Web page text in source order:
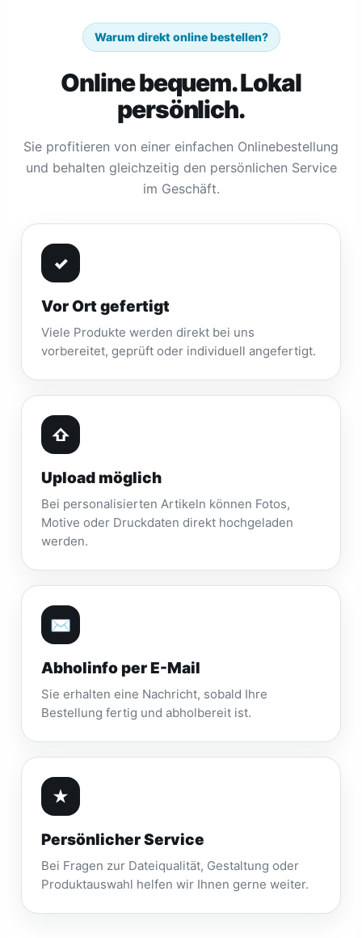
Warum direkt online bestellen?
Online bequem. Lokal
persönlich.
Sie profitieren von einer einfachen Onlinebestellung
und behalten gleichzeitig den persönlichen Service
im Geschäft.
✓
Vor Ort gefertigt
Viele Produkte werden direkt bei uns
vorbereitet, geprüft oder individuell angefertigt.
⇧
Upload möglich
Bei personalisierten Artikeln können Fotos,
Motive oder Druckdaten direkt hochgeladen
werden.
✉
Abholinfo per E-Mail
Sie erhalten eine Nachricht, sobald Ihre
Bestellung fertig und abholbereit ist.
★
Persönlicher Service
Bei Fragen zur Dateiqualität, Gestaltung oder
Produktauswahl helfen wir Ihnen gerne weiter.